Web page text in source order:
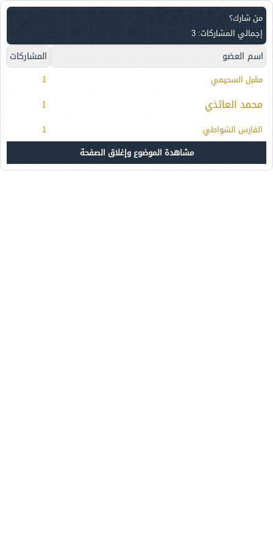
من شارك؟
إجمالي المشاركات: 3
اسم العضو المشاركات
مقبل السحيمي 1
محمد العائذي 1
الفارس الشواطي
1
مشاهدة الموضوع وإغلاق الصفحة